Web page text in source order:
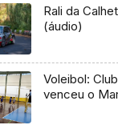
Rali da
(áudio)
Voleibol:
venceu o